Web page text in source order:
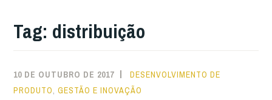
Tag: distribuição
10 DE OUTUBRO DE 2017
DESENVOLVIMENTO DE
PRODUTO,GESTÃO E INOVAÇÃO